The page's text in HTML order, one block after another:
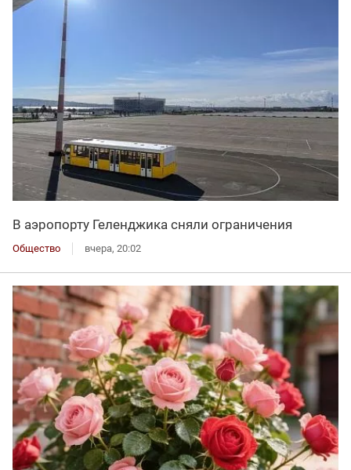
В аэропорту Геленджика сняли ограничения
Общество вчера, 20:02